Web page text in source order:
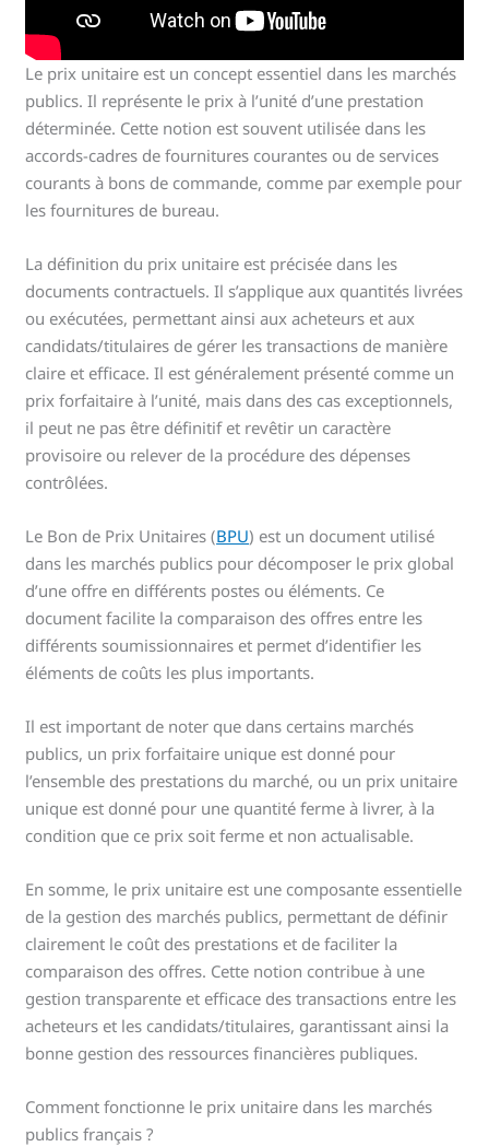
Le prix unitaire est un concept essentiel dans les marchés
publics. Il représente le prix à l’unité d’une prestation
déterminée. Cette notion est souvent utilisée dans les
accords-cadres de fournitures courantes ou de services
courants à bons de commande, comme par exemple pour
les fournitures de bureau.
La définition du prix unitaire est précisée dans les
documents contractuels. Il s’applique aux quantités livrées
ou exécutées, permettant ainsi aux acheteurs et aux
candidats/titulaires de gérer les transactions de manière
claire et efficace. Il est généralement présenté comme un
prix forfaitaire à l’unité, mais dans des cas exceptionnels,
il peut ne pas être définitif et revêtir un caractère
provisoire ou relever de la procédure des dépenses
contrôlées.
Le Bon de Prix Unitaires (BPU) est un document utilisé
dans les marchés publics pour décomposer le prix global
d’une offre en différents postes ou éléments. Ce
document facilite la comparaison des offres entre les
différents soumissionnaires et permet d’identifier les
éléments de coûts les plus importants.
Il est important de noter que dans certains marchés
publics, un prix forfaitaire unique est donné pour
l’ensemble des prestations du marché, ou un prix unitaire
unique est donné pour une quantité ferme à livrer, à la
condition que ce prix soit ferme et non actualisable.
En somme, le prix unitaire est une composante essentielle
de la gestion des marchés publics, permettant de définir
clairement le coût des prestations et de faciliter la
comparaison des offres. Cette notion contribue à une
gestion transparente et efficace des transactions entre les
acheteurs et les candidats/titulaires, garantissant ainsi la
bonne gestion des ressources financières publiques.
Comment fonctionne le prix unitaire dans les marchés
publics français ?